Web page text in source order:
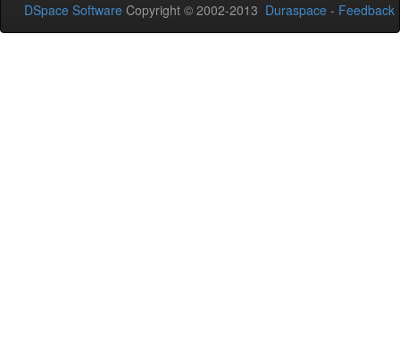
DSpace Software Copyright © 2002-2013 Duraspace - Feedback